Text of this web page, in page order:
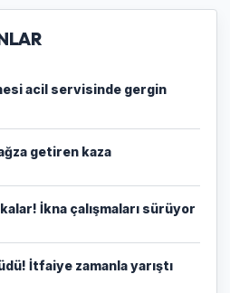
acil servisinde gergin
getiren kaza
İkna çalışmaları sürüyor
İtfaiye zamanla yarıştı